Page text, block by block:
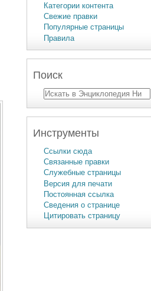
Категории контента
Свежие правки
Популярные страницы
Правила
Поиск
Инструменты
Ссылки сюда
Связанные правки
Служебные страницы
Версия для печати
Постоянная ссылка
Сведения о странице
Цитировать страницу